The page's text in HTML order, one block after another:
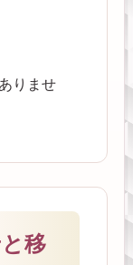
りませ
移